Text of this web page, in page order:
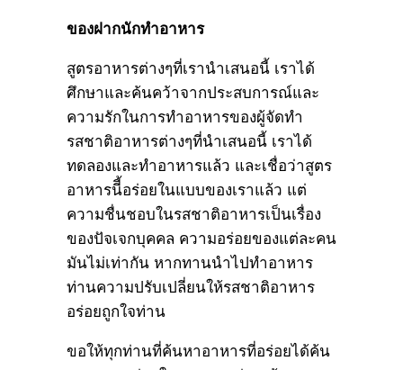
ของฝากนักทำอาหาร
สูตรอาหารต่างๆที่เรานำเสนอนี้ เราได้
ศึกษาและค้นคว้าจากประสบการณ์และ
ความรักในการทำอาหารของผู้จัดทำ
รสชาติอาหารต่างๆที่นำเสนอนี้ เราได้
ทดลองและทำอาหารแล้ว และเชื่อว่าสูตร
อาหารนีี้อร่อยในแบบของเราแล้ว แต่
ความชื่นชอบในรสชาติอาหารเป็นเรื่อง
ของปัจเจกบุคคล ความอร่อยของแต่ละคน
มันไม่เท่ากัน หากทานนำไปทำอาหาร
ท่านความปรับเปลี่ยนให้รสชาติอาหาร
อร่อยถูกใจท่าน
ขอให้ทุกท่านที่ค้นหาอาหารที่อร่อยได้ค้น